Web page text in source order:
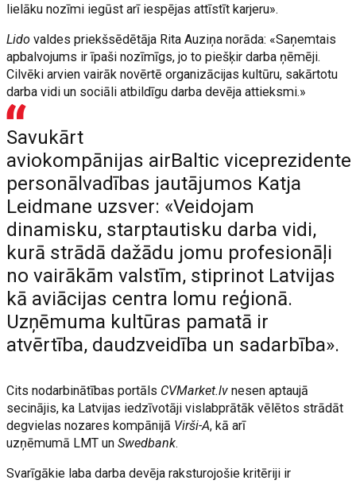
lielāku nozīmi iegūst arī iespējas attīstīt karjeru».
Lidovaldes priekšsēdētāja Rita Auziņa norāda: «Saņemtais
apbalvojums ir īpaši nozīmīgs, jo to piešķir darba ņēmēji.
Cilvēki arvien vairāk novērtē organizācijas kultūru, sakārtotu
darba vidi un sociāli atbildīgu darba devēja attieksmi.»
Savukārt
aviokompānijas airBaltic viceprezidente
personālvadības jautājumos Katja
Leidmane uzsver: «Veidojam
dinamisku, starptautisku darba vidi,
kurā strādā dažādu jomu profesionāļi
no vairākām valstīm, stiprinot Latvijas
kā aviācijas centra lomu reģionā.
Uzņēmuma kultūras pamatā ir
atvērtība, daudzveidība un sadarbība».
Cits nodarbinātības portāls CVMarket.lv nesen aptaujā
secinājis, ka Latvijas iedzīvotāji vislabprātāk vēlētos strādāt
degvielas nozares kompānijā Virši-A, kā arī
uzņēmumā LMT unSwedbank.
Svarīgākie laba darba devēja raksturojošie kritēriji ir